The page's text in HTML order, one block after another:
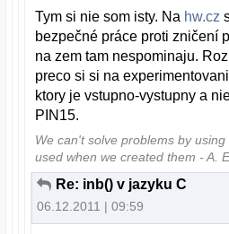
Tym si nie som isty. Na hw.cz
bezpečné práce proti zničení
na zem tam nespominaju.
preco si si na
ktory je vstupno-vystupny a
PIN15.
We can't solve problems by
used when we created them - A.
Re: inb() v jazyku C
06.12.2011 | 09:59